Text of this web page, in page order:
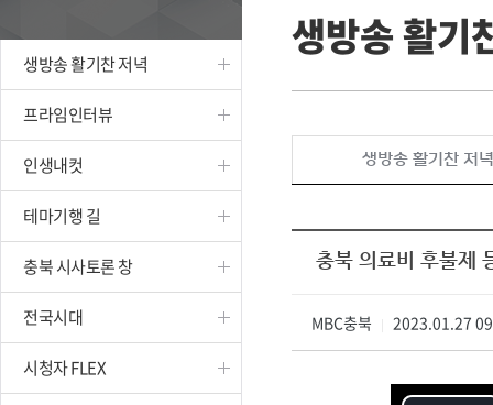
보은
옥천
인생내컷
테마기행 길
시청자 FLEX
특집프로그램
종영프로그램
16:00
우리 고
생방송 활기찬 저녁
프라임인터뷰
인생내컷
테마기행 길
충북 시사토론 창
전국시대
시청자 FLEX
생방송 활기
생방송 활기찬 저녁
충북 의료비 후불제
MBC충북 2023.01.27